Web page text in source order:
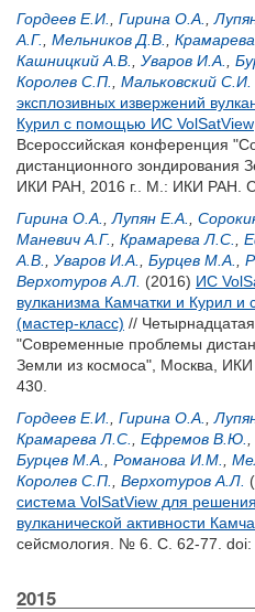
Гордеев Е.И. Гирина О.А.
А.Г.
Мельников Д.В.
Кашницкий А.В.
Уваров И.А.
Королев С.П.
Мальковский С.И.
эксплозивных извержений
Курил с помощью ИС VolSatView
Всероссийская конференция
дистанционного зондирования
ИКИ РАН, 2016 г.. М.: ИКИ РАН.
Гирина О.А.
Лупян Е.А.
Маневич А.Г.
Крамарева Л.С.
А.В.
Уваров И.А. Бурцев М.А.
Верхотуров А.Л. (2016) ИС
вулканизма Камчатки и Курил и
(мастер-класс) //
"Современные проблемы
Земли из космоса", Москва,
430.
Гордеев Е.И.
Гирина О.А.
Крамарева Л.С.
Ефремов В.Ю.
Бурцев М.А.
Романова И.М.
Королев С.П.
Верхотуров А.Л.
система VolSatView для
вулканической активности
сейсмология. № 6. С. 62-77. doi:
2015